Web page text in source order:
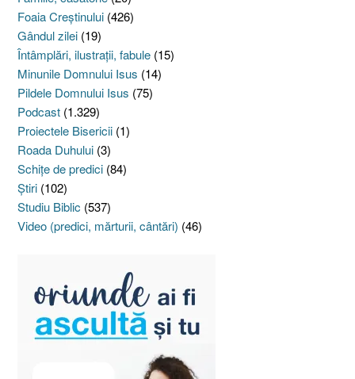
Foaia Creştinului (426)
Gândul zilei (19)
Întâmplări, ilustraţii, fabule (15)
Minunile Domnului Isus (14)
Pildele Domnului Isus (75)
Podcast (1.329)
Proiectele Bisericii (1)
Roada Duhului (3)
Schiţe de predici (84)
Ştiri (102)
Studiu Biblic (537)
Video (predici, mărturii, cântări) (46)